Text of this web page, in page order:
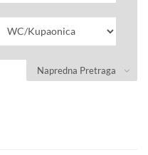
Napredna Pretraga